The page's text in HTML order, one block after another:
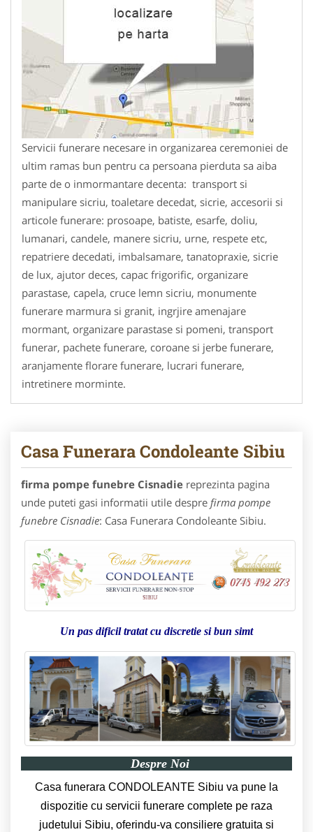
Servicii funerare necesare in organizarea ceremoniei de
ultim ramas bun pentru ca persoana pierduta sa aiba
parte de o inmormantare decenta: transport si
manipulare sicriu, toaletare decedat, sicrie, accesorii si
articole funerare: prosoape, batiste, esarfe, doliu,
lumanari, candele, manere sicriu, urne, respete etc,
repatriere decedati, imbalsamare, tanatopraxie, sicrie
de lux, ajutor deces, capac frigorific, organizare
parastase, capela, cruce lemn sicriu, monumente
funerare marmura si granit, ingrjire amenajare
mormant, organizare parastase si pomeni, transport
funerar, pachete funerare, coroane si jerbe funerare,
aranjamente florare funerare, lucrari funerare,
intretinere morminte.
Casa Funerara Condoleante Sibiu
firma pompe funebre Cisnadie reprezinta pagina
unde puteti gasi informatii utile despre firma pompe
funebre Cisnadie: Casa Funerara Condoleante Sibiu.
Un pas dificil tratat cu discretie si bun simt
Despre Noi
Casa funerara CONDOLEANTE Sibiu va pune la
dispozitie cu servicii funerare complete pe raza
judetului Sibiu, oferindu-va consiliere gratuita si